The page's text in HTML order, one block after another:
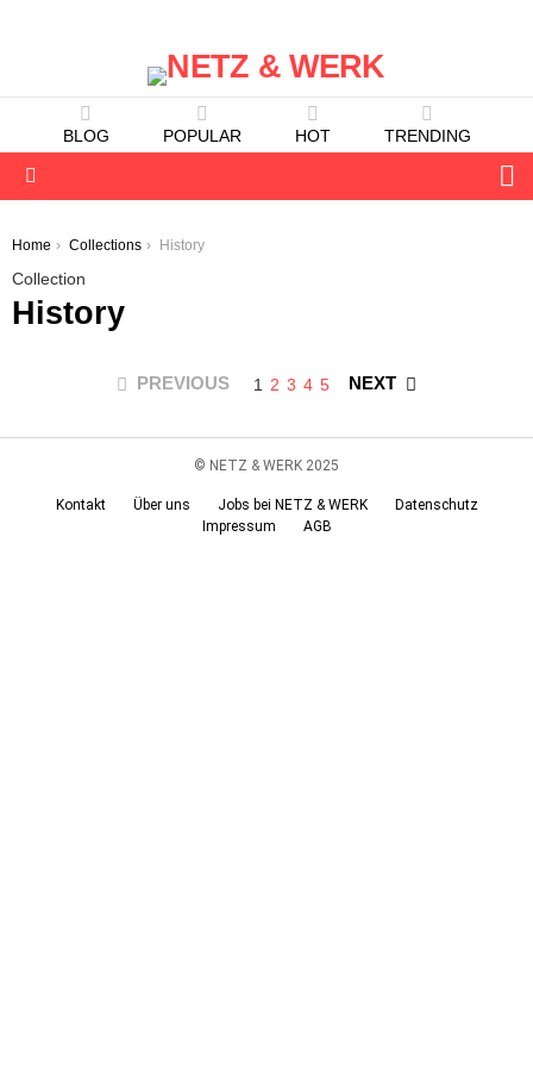
BLOG POPULAR HOT TRENDING
You are here:
Home Collections History
Collection
History
PREVIOUS 1 2 3 4 5 NEXT
© NETZ & WERK 2025
Kontakt Über uns Jobs bei NETZ & WERK
Datenschutz
Impressum
AGB